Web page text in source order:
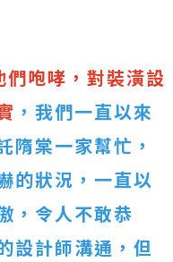
咆哮，對裝潢設
，我們一直以來
隋棠一家幫忙，
的狀況，一直以
，令人不敢恭
設計師溝通，但